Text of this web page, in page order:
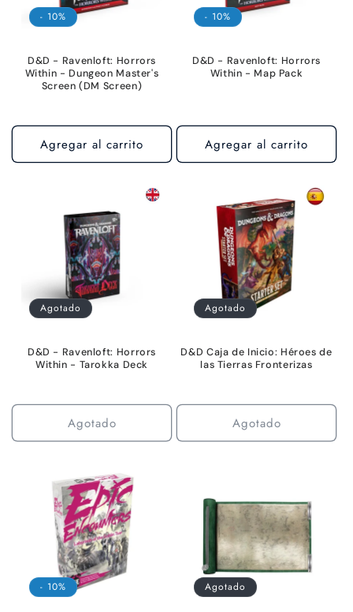
- 10%
D&D - Ravenloft: Horrors
Within - Dungeon Master's
Screen (DM Screen)
Agregar al carrito
- 10%
D&D - Ravenloft: Horrors
Within - Map Pack
Agregar al carrito
Agotado
D&D - Ravenloft: Horrors
Within - Tarokka Deck
Agotado
Agotado
D&D Caja de Inicio: Héroes de
las Tierras Fronterizas
Agotado
- 10% Agotado